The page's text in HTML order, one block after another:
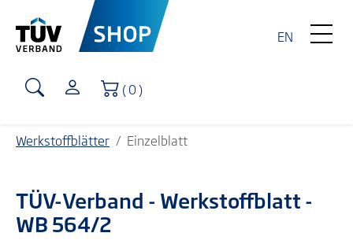
EN
Warenkorb
( 0 )
Werkstoffblätter Einzelblatt
TÜV-Verband - Werkstoffblatt -
WB 564/2